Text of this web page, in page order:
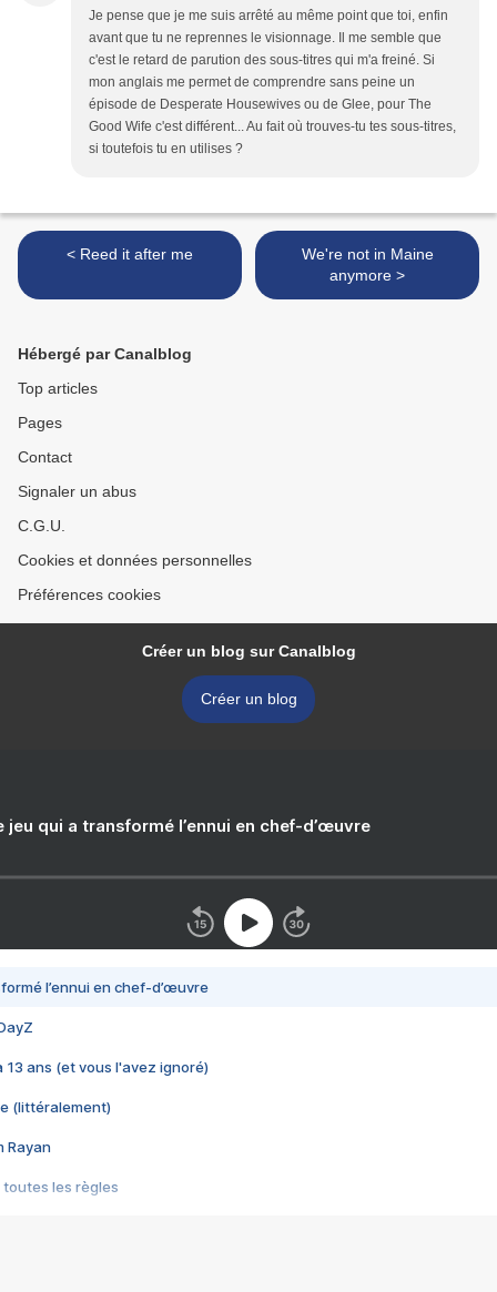
Je pense que je me suis arrêté au même point que toi, enfin
avant que tu ne reprennes le visionnage. Il me semble que
c'est le retard de parution des sous-titres qui m'a freiné. Si
mon anglais me permet de comprendre sans peine un
épisode de Desperate Housewives ou de Glee, pour The
Good Wife c'est différent... Au fait où trouves-tu tes sous-titres,
si toutefois tu en utilises ?
< Reed it after me
We're not in Maine
anymore >
Hébergé par Canalblog
Top articles
Pages
Contact
Signaler un abus
C.G.U.
Cookies et données personnelles
Préférences cookies
Créer un blog sur Canalblog
Créer un blog
jeu qui a transformé l’ennui en chef-d’œuvre
l’ennui en chef-d’œuvre
13 ans (et vous l'avez ignoré)
(littéralement)
Rayan
toutes les règles